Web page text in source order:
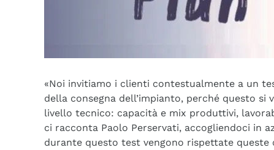
«Noi invitiamo i clienti contestualmente a un
della consegna dell’impianto, perché questo
livello tecnico: capacità e mix produttivi,
ci racconta Paolo Perservati, accogliendoci in
durante questo test vengono rispettate queste